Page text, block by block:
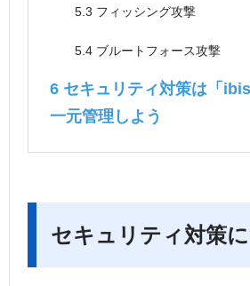
5.3 フィッシング攻撃
5.4 ブルートフォース攻撃
6 セキュリティ対策は「
一元管理しよう
セキュリティ対策